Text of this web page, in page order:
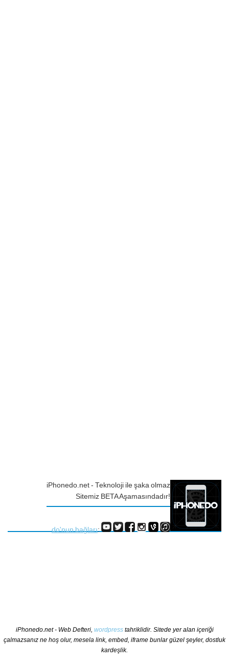
iPhonedo.net - Teknoloji ile şaka olmaz
Sitemiz BETA Aşamasındadır!
do'nun bağları:
iPhonedo.net - Web Defteri, wordpresstahriklidir. Sitede yer alan içeriği
çalmazsanız ne hoş olur, mesela link, embed, iframe bunlar güzel şeyler, dostluk
kardeşlik.